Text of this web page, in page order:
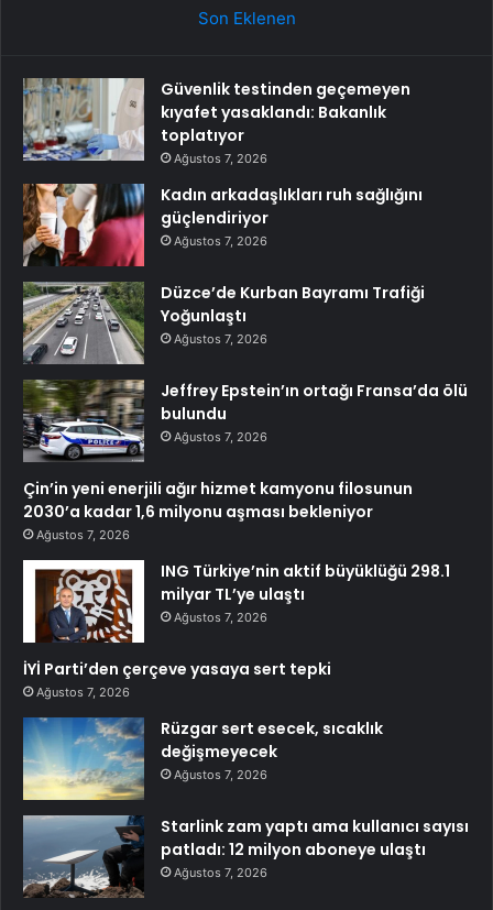
Son Eklenen
Güvenlik testinden geçemeyen
kıyafet yasaklandı: Bakanlık
toplatıyor
Ağustos 7, 2026
Kadın arkadaşlıkları ruh sağlığını
güçlendiriyor
Ağustos 7, 2026
Düzce’de Kurban Bayramı Trafiği
Yoğunlaştı
Ağustos 7, 2026
Jeffrey Epstein’ın ortağı Fransa’da ölü
bulundu
Ağustos 7, 2026
Çin’in yeni enerjili ağır hizmet kamyonu filosunun
2030’a kadar 1,6 milyonu aşması bekleniyor
Ağustos 7, 2026
ING Türkiye’nin aktif büyüklüğü 298.1
milyar TL’ye ulaştı
Ağustos 7, 2026
İYİ Parti’den çerçeve yasaya sert tepki
Ağustos 7, 2026
Rüzgar sert esecek, sıcaklık
değişmeyecek
Ağustos 7, 2026
Starlink zam yaptı ama kullanıcı sayısı
patladı: 12 milyon aboneye ulaştı
Ağustos 7, 2026